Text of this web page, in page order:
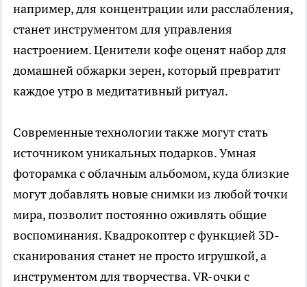
например, для концентрации или расслабления,
станет инструментом для управления
настроением. Ценители кофе оценят набор для
домашней обжарки зерен, который превратит
каждое утро в медитативный ритуал.
Современные технологии также могут стать
источником уникальных подарков. Умная
фоторамка с облачным альбомом, куда близкие
могут добавлять новые снимки из любой точки
мира, позволит постоянно оживлять общие
воспоминания. Квадрокоптер с функцией 3D-
сканирования станет не просто игрушкой, а
инструментом для творчества. VR-очки с